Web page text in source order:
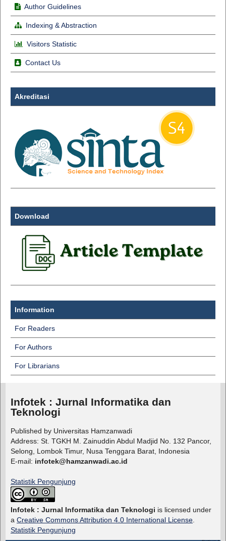
Author Guidelines
Indexing & Abstraction
Visitors Statistic
Contact Us
Akreditasi
Download
Information
For Readers
For Authors
For Librarians
Infotek : Jurnal Informatika dan
Teknologi
Published by Universitas Hamzanwadi
Address: St. TGKH M. Zainuddin Abdul Madjid No. 132 Pancor,
Selong, Lombok Timur, Nusa Tenggara Barat, Indonesia
E-mail: infotek@hamzanwadi.ac.id
Statistik Pengunjung
Infotek : Jurnal Informatika dan Teknologi is licensed under
a Creative Commons Attribution 4.0 International License.
Statistik Pengunjung